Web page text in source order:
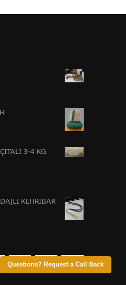
Questions? Request a Call Back
3-4 KG
KEHRİBAR